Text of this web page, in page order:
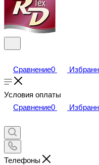
Сравнение0
Условия оплаты
Сравнение0
Телефоны